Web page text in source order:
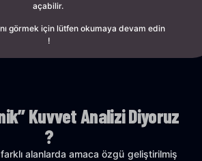
açabilir.
görmek için lütfen okumaya devam edin
!
Kuvvet Analizi Diyoruz
?
alanlarda amaca özgü geliştirilmiş